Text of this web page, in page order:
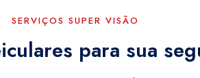
SERVIÇOS SUPER VISÃO
para sua